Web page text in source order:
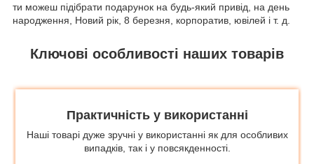
ти можеш підібрати подарунок на будь-який привід, на день
народження, Новий рік, 8 березня, корпоратив, ювілей і т. д.
Ключові особливості наших товарів
Практичність у використанні
Наші товарі дуже зручні у використанні як для особливих
випадків, так і у повсякденності.